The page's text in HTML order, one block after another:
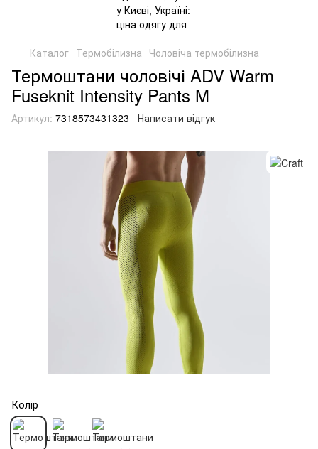
Каталог Термобілизна Чоловіча термобілизна
Термоштани чоловічі ADV Warm
Fuseknit Intensity Pants M
Артикул: 7318573431323 Написати відгук
Колір